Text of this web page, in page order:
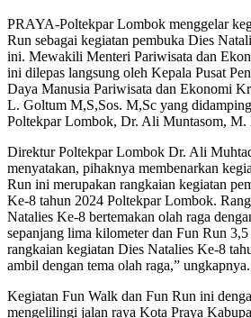
PRAYA-Poltekpar Lombok menggelar
Run sebagai kegiatan pembuka Dies
ini. Mewakili Menteri Pariwisata dan
ini dilepas langsung oleh Kepala Pusat
Daya Manusia Pariwisata dan Ekonomi
L. Goltum M,S,Sos. M,Sc yang
Poltekpar Lombok, Dr. Ali Muntasom,
Direktur Poltekpar Lombok Dr. Ali
menyatakan, pihaknya membenarkan
Run ini merupakan rangkaian kegiatan
Ke-8 tahun 2024 Poltekpar Lombok.
Natalies Ke-8 bertemakan olah raga
sepanjang lima kilometer dan Fun Run
rangkaian kegiatan Dies Natalies Ke-8
ambil dengan tema olah raga,” ungkapnya.
Kegiatan Fun Walk dan Fun Run ini
mengelilingi jalan raya Kota Praya